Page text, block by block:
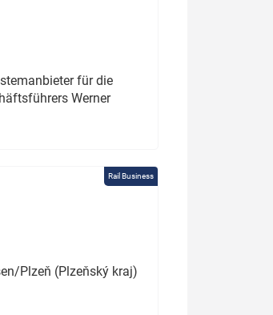
für die
Werner
Rail Business
Plzeň (Plzeňský kraj)